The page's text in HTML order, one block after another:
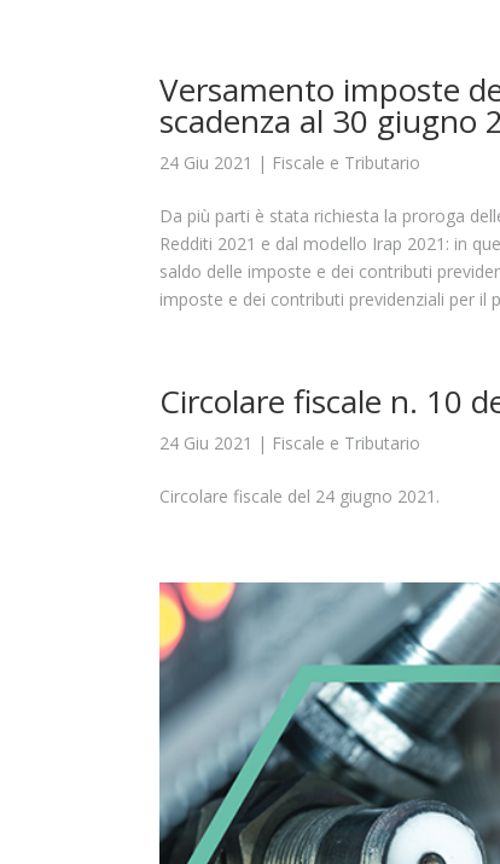
Versamento imposte
scadenza al 30 giugno
24 Giu 2021 | Fiscale e Tributario
Da più parti è stata richiesta la proroga
Redditi 2021 e dal modello Irap 2021: in
saldo delle imposte e dei contributi
imposte e dei contributi previdenziali per il
Circolare fiscale n. 10
24 Giu 2021 | Fiscale e Tributario
Circolare fiscale del 24 giugno 2021.